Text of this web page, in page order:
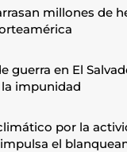
millones de
guerra en El
impunidad
por la
el